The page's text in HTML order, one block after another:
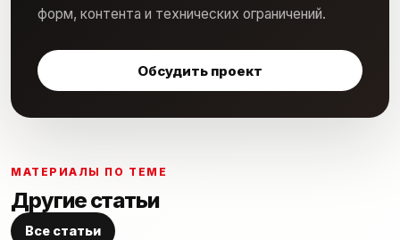
форм, контента и технических ограничений.
Обсудить проект
МАТЕРИАЛЫ ПО ТЕМЕ
Другие статьи
Все статьи